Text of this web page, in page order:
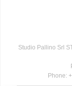
Studio Pallino Srl
Phone: